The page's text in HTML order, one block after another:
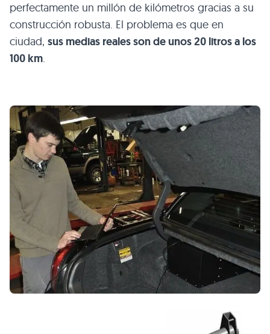
perfectamente un millón de kilómetros gracias a su
construcción robusta. El problema es que en
ciudad, sus medias reales son de unos 20 litros a los
100 km.